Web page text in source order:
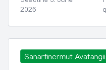
2026
Sanarfinermut